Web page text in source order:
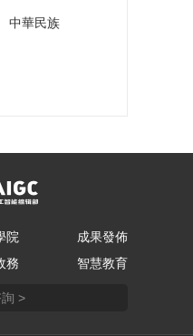
中華民族
院
成果發佈
務 智慧教育
>